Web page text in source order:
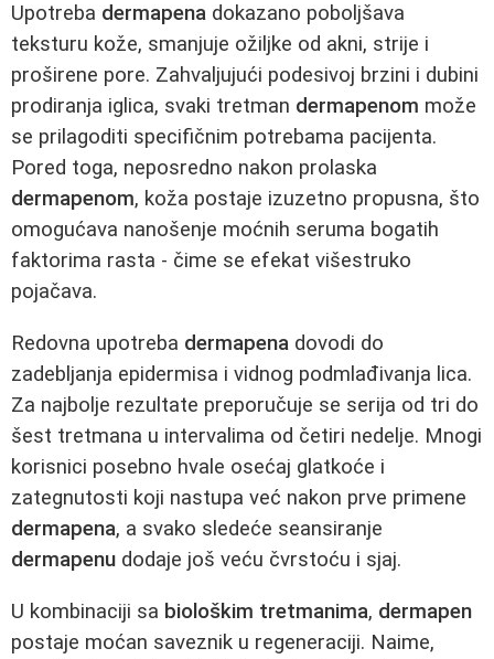
Upotreba dermapena dokazano poboljšava
teksturu kože, smanjuje ožiljke od akni, strije i
proširene pore. Zahvaljujući podesivoj brzini i dubini
prodiranja iglica, svaki tretman dermapenom može
se prilagoditi specifičnim potrebama pacijenta.
Pored toga, neposredno nakon prolaska
dermapenom, koža postaje izuzetno propusna, što
omogućava nanošenje moćnih seruma bogatih
faktorima rasta - čime se efekat višestruko
pojačava.
Redovna upotreba dermapena dovodi do
zadebljanja epidermisa i vidnog podmlađivanja lica.
Za najbolje rezultate preporučuje se serija od tri do
šest tretmana u intervalima od četiri nedelje. Mnogi
korisnici posebno hvale osećaj glatkoće i
zategnutosti koji nastupa već nakon prve primene
dermapena, a svako sledeće seansiranje
dermapenu dodaje još veću čvrstoću i sjaj.
U kombinaciji sa biološkim tretmanima, dermapen
postaje moćan saveznik u regeneraciji. Naime,